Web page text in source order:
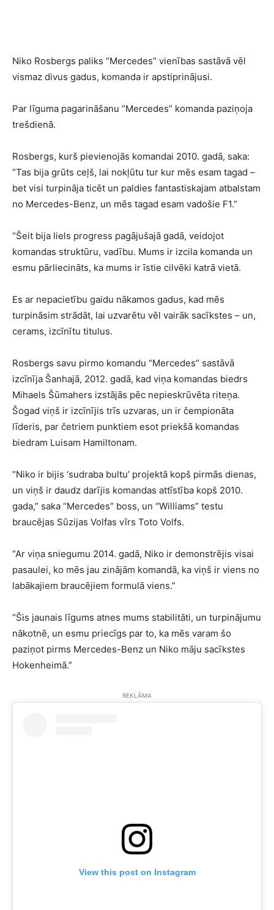
Niko Rosbergs paliks “Mercedes” vienības sastāvā vēl
vismaz divus gadus, komanda ir apstiprinājusi.
Par līguma pagarināšanu “Mercedes” komanda paziņoja
trešdienā.
Rosbergs, kurš pievienojās komandai 2010. gadā, saka:
“Tas bija grūts ceļš, lai nokļūtu tur kur mēs esam tagad –
bet visi turpināja ticēt un paldies fantastiskajam atbalstam
no Mercedes-Benz, un mēs tagad esam vadošie F1.”
“Šeit bija liels progress pagājušajā gadā, veidojot
komandas struktūru, vadību. Mums ir izcila komanda un
esmu pārliecināts, ka mums ir īstie cilvēki katrā vietā.
Es ar nepacietību gaidu nākamos gadus, kad mēs
turpināsim strādāt, lai uzvarētu vēl vairāk sacīkstes – un,
cerams, izcīnītu titulus.
Rosbergs savu pirmo komandu “Mercedes” sastāvā
izcīnīja Šanhajā, 2012. gadā, kad viņa komandas biedrs
Mihaels Šūmahers izstājās pēc nepieskrūvēta riteņa.
Šogad viņš ir izcīnījis trīs uzvaras, un ir čempionāta
līderis, par četriem punktiem esot priekšā komandas
biedram Luisam Hamiltonam.
“Niko ir bijis ‘sudraba bultu’ projektā kopš pirmās dienas,
un viņš ir daudz darījis komandas attīstība kopš 2010.
gada,” saka “Mercedes” boss, un “Williams” testu
braucējas Sūzijas Volfas vīrs Toto Volfs.
“Ar viņa sniegumu 2014. gadā, Niko ir demonstrējis visai
pasaulei, ko mēs jau zinājām komandā, ka viņš ir viens no
labākajiem braucējiem formulā viens.”
“Šis jaunais līgums atnes mums stabilitāti, un turpinājumu
nākotnē, un esmu priecīgs par to, ka mēs varam šo
paziņot pirms Mercedes-Benz un Niko māju sacīkstes
Hokenheimā.”
REKLĀMA
View this post on Instagram